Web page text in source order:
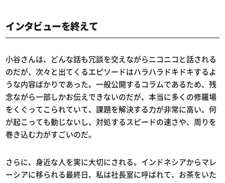
インタビューを終えて
小谷さんは、どんな話も冗談を交えながらニコニコと話される
のだが、次々と出てくるエピソードはハラハラドキドキするよ
うな内容ばかりであった。一般公開するコラムであるため、残
念ながら一部しかお伝えできないのだが、本当に多くの修羅場
をくぐってこられていて、課題を解決する力が非常に高い。何
が起こっても動じないし、対処するスピードの速さや、周りを
巻き込む力がすごいのだ。
さらに、身近な人を実に大切にされる。インドネシアからマレ
ーシアに移られる最終日、私は社長室に呼ばれて、お茶をいた